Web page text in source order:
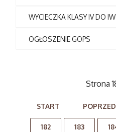
WYCIECZKA KLASY IV DO
OGŁOSZENIE GOPS
Strona
START
182 183